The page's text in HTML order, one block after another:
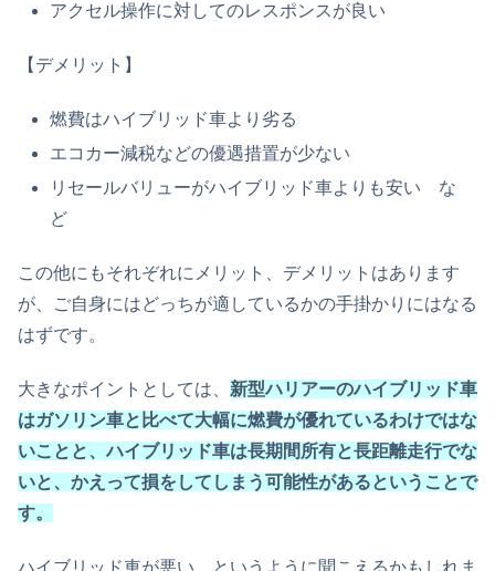
アクセル操作に対してのレスポンスが良い
【デメリット】
燃費はハイブリッド車より劣る
エコカー減税などの優遇措置が少ない
リセールバリューがハイブリッド車よりも安い な
ど
この他にもそれぞれにメリット、デメリットはあります
が、ご自身にはどっちが適しているかの手掛かりにはなる
はずです。
大きなポイントとしては、 新型ハリアーのハイブリッド車
はガソリン車と比べて大幅に燃費が優れているわけではな
いことと、ハイブリッド車は長期間所有と長距離走行でな
いと、かえって損をしてしまう可能性があるということで
す。
ハイブリッド車が悪い、というように聞こえるかもしれま